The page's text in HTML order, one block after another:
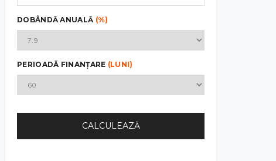
DOBÂNDĂ ANUALĂ (%)
PERIOADĂ FINANȚARE (LUNI)
CALCULEAZĂ